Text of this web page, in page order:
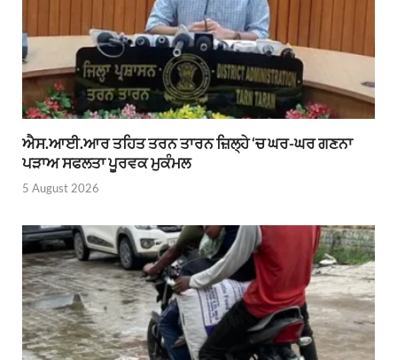
ਐਸ.ਆਈ.ਆਰ ਤਹਿਤ ਤਰਨ ਤਾਰਨ ਜ਼ਿਲ੍ਹੇ ‘ਚ ਘਰ-ਘਰ ਗਣਨਾ
ਪੜਾਅ ਸਫਲਤਾ ਪੂਰਵਕ ਮੁਕੰਮਲ
5 August 2026